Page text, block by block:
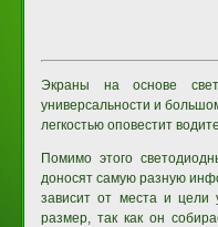
Экраны на основе
универсальности и
легкостью оповестит
Помимо этого
доносят самую разную
зависит от места и цели
размер, так как он